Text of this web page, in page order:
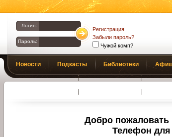
Логин:
Пароль:
Регистрация
Забыли пароль?
Чужой комп?
Новости Подкасты Библиотеки
Добро
Телефон для